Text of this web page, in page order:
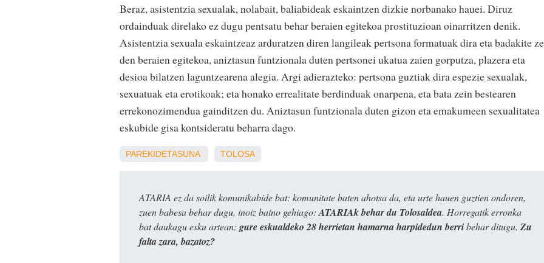
Beraz, asistentzia sexualak, nolabait, baliabideak eskaintzen dizkie norbanako hauei. Diruz
ordainduak direlako ez dugu pentsatu behar beraien egitekoa prostituzioan oinarritzen denik.
Asistentzia sexuala eskaintzeaz arduratzen diren langileak pertsona formatuak dira eta badakite
den beraien egitekoa, aniztasun funtzionala duten pertsonei ukatua zaien gorputza, plazera eta
desioa bilatzen laguntzearena alegia. Argi adierazteko: pertsona guztiak dira espezie sexualak,
sexuatuak eta erotikoak; eta honako errealitate berdinduak onarpena, eta bata zein bestearen
errekonozimendua gainditzen du. Aniztasun funtzionala duten gizon eta emakumeen sexualitatea
eskubide gisa kontsideratu beharra dago.
PAREKIDETASUNA TOLOSA
ATARIA ez da soilik komunikabide bat: komunitate baten ahotsa da, eta urte hauen guztien ondoren,
zuen babesa behar dugu, inoiz baino gehiago: ATARIAk behar du Tolosaldea. Horregatik erronka
bat daukagu esku artean: gure eskualdeko 28 herrietan hamarna harpidedun berribehar ditugu. Zu
falta zara, bazatoz?